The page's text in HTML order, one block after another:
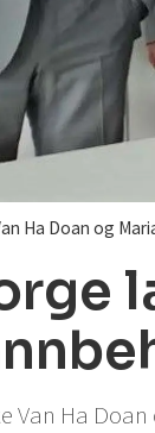
Ha Doan og
Van Ha